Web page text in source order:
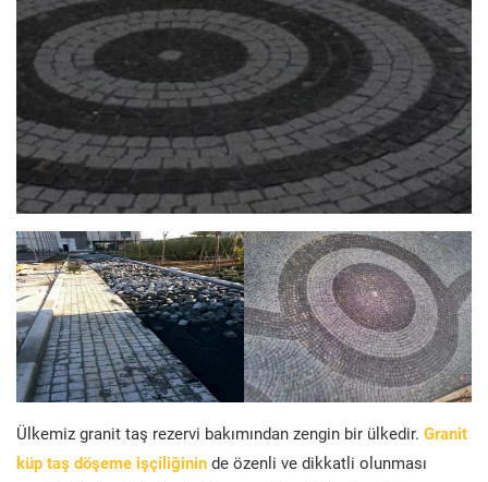
Ülkemiz granit taş rezervi bakımından zengin bir ülkedir. Granit
küp taş döşeme işçiliğinin de özenli ve dikkatli olunması